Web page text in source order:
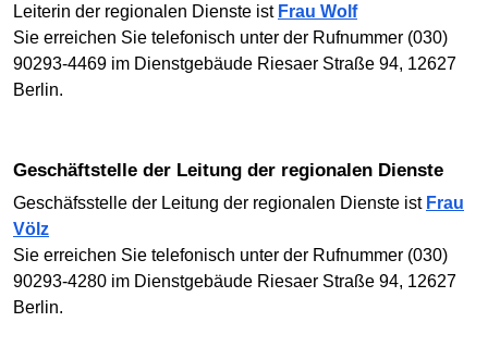
Leiterin der regionalen Dienste ist Frau Wolf
Sie erreichen Sie telefonisch unter der Rufnummer (030)
90293-4469 im Dienstgebäude Riesaer Straße 94, 12627
Berlin.
Geschäftstelle der Leitung der regionalen Dienste
Geschäfsstelle der Leitung der regionalen Dienste ist Frau
Völz
Sie erreichen Sie telefonisch unter der Rufnummer (030)
90293-4280 im Dienstgebäude Riesaer Straße 94, 12627
Berlin.